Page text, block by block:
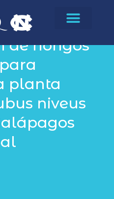
de hongos
planta
niveus